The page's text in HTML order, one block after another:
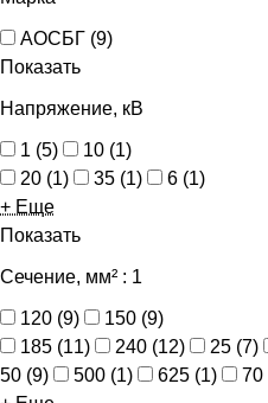
АОСБГ (9)
Показать
Напряжение, кВ
1 (5) 10 (1)
20 (1) 35 (1) 6 (1)
+ Еще
Показать
Сечение, мм² : 1
120 (9) 150 (9)
185 (11) 240 (12) 25 (7)
50 (9) 500 (1) 625 (1) 70